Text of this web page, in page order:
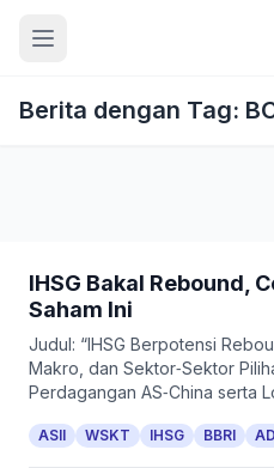
Berita dengan Tag:
IHSG Bakal Rebound,
Saham Ini
Judul: “IHSG Berpotensi
Makro, dan Sektor‑Sektor
Perdagangan AS‑China serta
ASII WSKT IHSG BBRI